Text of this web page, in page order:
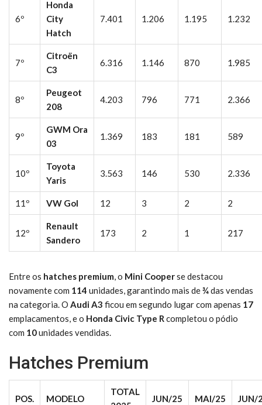
6º
Honda
City
Hatch
7.401 1.206 1.195 1.232
7º
Citroën
C3
6.316 1.146 870 1.985
8º
Peugeot
208
4.203 796 771 2.366
9º
GWM Ora
03
1.369 183 181 589
10º
Toyota
Yaris
3.563 146 530 2.336
11º VW Gol 12 3 2 2
12º
Renault
Sandero
173 2 1 217
Entre os hatches premium, o Mini Cooperse destacou
novamente com 114 unidades, garantindo mais de¾das vendas
na categoria. O Audi A3 ficou em segundo lugar com apenas 17
emplacamentos, e o Honda Civic Type Rcompletou o pódio
com 10unidades vendidas.
Hatches Premium
POS. MODELO
TOTAL
JUN/25 MAI/25 JUN/